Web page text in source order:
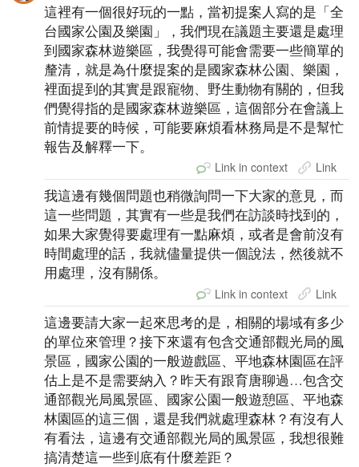
這裡有一個很好玩的一點，當初提案人寫的是「全
台國家公園及樂園」，我們現在議題主要還是處理
到國家森林遊樂區，我覺得可能會需要一些簡單的
釐清，就是為什麼提案的是國家森林公園、樂園，
裡面提到的其實是跟寵物、野生動物有關的，但我
們覺得指的是國家森林遊樂區，這個部分在會議上
前情提要的時候，可能要麻煩看林務局是不是幫忙
報告及解釋一下。
Link in context Link
我這邊有幾個問題也稍微詢問一下大家的意見，而
這一些問題，其實有一些是我們在訪談時找到的，
如果大家覺得要處理有一點麻煩，或者是會前沒有
時間處理的話，我就儘量提供一個說法，然後就不
用處理，沒有關係。
Link in context Link
這邊要請大家一起來思考的是，相關的場域有多少
的單位來管理？接下來還有包含交通部觀光局的風
景區，國家公園的一般遊戲區、平地森林園區在評
估上是不是需要納入？昨天有跟育唐聊過…包含交
通部觀光局風景區、國家公園一般遊憩區、平地森
林園區的這三個，還是我們就處理森林？有沒有人
有看法，這邊有交通部觀光局的風景區，我想很難
搞清楚這一些到底有什麼差距？